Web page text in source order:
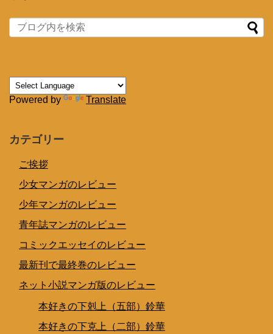
Powered by Translate
カテゴリー
ご挨拶
少女マンガのレビュー
少年マンガのレビュー
青年誌マンガのレビュー
コミックエッセイのレビュー
最新刊で最終巻のレビュー
ネット小説マンガ版のレビュー
本好きの下剋上（五部）鈴華
本好きの下克上（二部）鈴華